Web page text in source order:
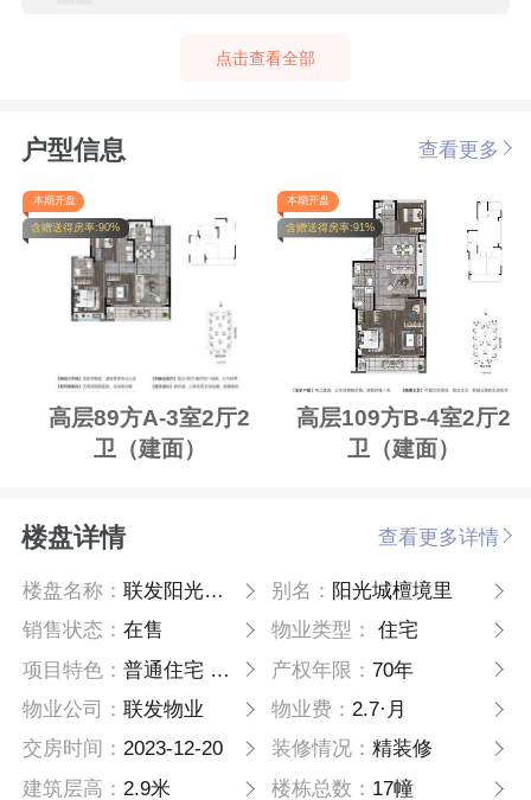
点击查看全部
户型信息 查看更多
本期开盘
含赠送得房率:90%
高层89方A-3室2厅2
卫（建面）
本期开盘
含赠送得房率:91%
高层109方B-4室2厅2
卫（建面）
楼盘详情 查看更多详情
楼盘名称：联发阳光城檀境里 别名： 阳光城檀境里
销售状态：在售 物业类型：
住宅
项目特色：普通住宅 高层 产权年限： 70年
物业公司：联发物业 物业费： 2.7·月
交房时间：2023-12-20 装修情况： 精装修
建筑层高：2.9米 楼栋总数： 17幢